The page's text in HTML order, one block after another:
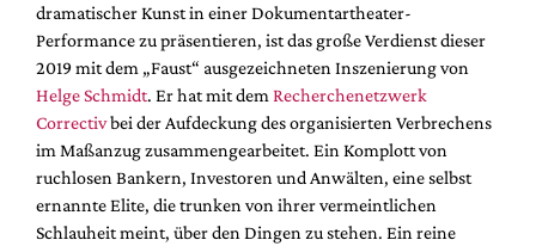
dramatischer Kunst in einer Dokumentartheater-
Performance zu präsentieren, ist das große Verdienst dieser
2019 mit dem „Faust“ ausgezeichneten Inszenierung von
Helge Schmidt. Er hat mit dem Recherchenetzwerk
Correctivbei der Aufdeckung des organisierten Verbrechens
im Maßanzug zusammengearbeitet. Ein Komplott von
ruchlosen Bankern, Investoren und Anwälten, eine selbst
ernannte Elite, die trunken von ihrer vermeintlichen
Schlauheit meint, über den Dingen zu stehen. Ein reine